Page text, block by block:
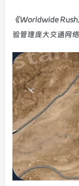
《Worldwide
验管理庞大交通网